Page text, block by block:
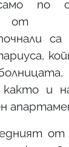
по
от
както и
от